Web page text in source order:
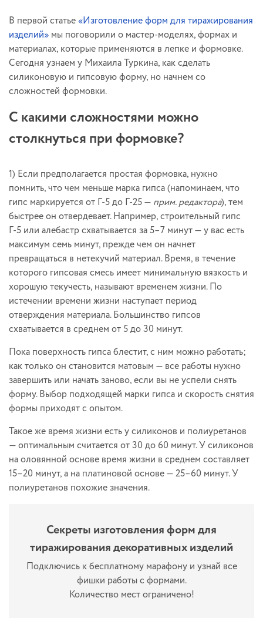
В первой статье«Изготовление форм для тиражирования
изделий» мы поговорили о мастер-моделях, формах и
материалах, которые применяются в лепке и формовке.
Сегодня узнаем у Михаила Туркина, как сделать
силиконовую и гипсовую форму, но начнем со
сложностей формовки.
С какими сложностями можно
столкнуться при формовке?
1) Если предполагается простая формовка, нужно
помнить, что чем меньше марка гипса (напоминаем, что
гипс маркируется от Г-5 до Г-25 — прим. редактора), тем
быстрее он отвердевает. Например, строительный гипс
Г-5 или алебастр схватывается за 5–7 минут — у вас есть
максимум семь минут, прежде чем он начнет
превращаться в нетекучий материал. Время, в течение
которого гипсовая смесь имеет минимальную вязкость и
хорошую текучесть, называют временем жизни. По
истечении времени жизни наступает период
отверждения материала. Большинство гипсов
схватывается в среднем от 5 до 30 минут.
Пока поверхность гипса блестит, с ним можно работать;
как только он становится матовым — все работы нужно
завершить или начать заново, если вы не успели снять
форму. Выбор подходящей марки гипса и скорость снятия
формы приходят с опытом.
Такое же время жизни есть у силиконов и полиуретанов
— оптимальным считается от 30 до 60 минут. У силиконов
на оловянной основе время жизни в среднем составляет
15–20 минут, а на платиновой основе — 25–60 минут. У
полиуретанов похожие значения.
Секреты изготовления форм для
тиражирования декоративных изделий
Подключись к бесплатному марафону и узнай все
фишки работы с формами.
Количество мест ограничено!